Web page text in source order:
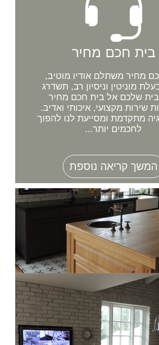
בית חכם מחיר
מחיר משתלם אודיו מוטיב,
מוניטין וניסיון רב, תשדרג
שלכם אל בית חכם מחיר
שירות מקצועי, איכותי ואדיב.
מתקדמת ומסייעת לנו להפוך
לחכמים יותר...
המשך קריאה נוספת